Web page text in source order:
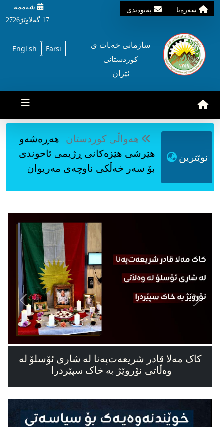
سه‌ره‌تا په‌یوه‌ندی
شه‌ممه‌
17 گه‌لاوێژ2726
English Farsi
سازمانی خه‌بات ی
کوردستانی
ئێران
نوێترین
هه‌واڵی کوردستان
ژینگه‌ پارێز
ڕێبین گۆرانی پاش مانه‌وه‌ی ١٥
ڕۆژ له‌ بیرمارستان به‌ هۆی سه‌ختی
کاک مەلا قادر شریعەت‌پەنا لە شاری ئۆسلۆ لە
وەڵاتی نۆروێژ بە خاک سپێردرا
Next